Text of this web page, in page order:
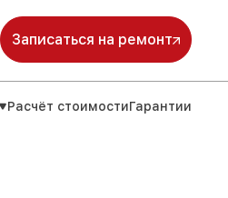
Записаться на ремонт
Расчёт стоимостиГарантии